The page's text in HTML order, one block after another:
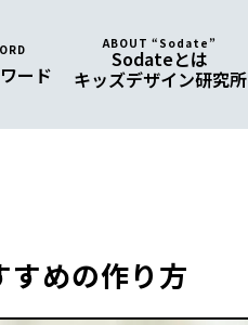
ード
ABOUT “Sodate”
Sodateとは
キッズデザイン研究所
すめの作り方